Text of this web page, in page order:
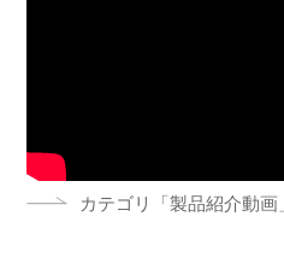
カテゴリ「製品紹介動